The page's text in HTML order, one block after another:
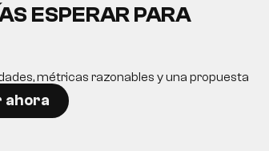
ESPERAR PARA
métricas razonables y una propuesta
ahora